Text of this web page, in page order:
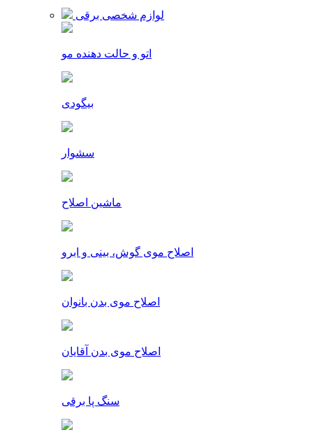
لوازم شخصی برقی
اتو و حالت دهنده مو
بیگودی
سشوار
ماشین اصلاح
اصلاح موی گوش، بینی و ابرو
اصلاح موی بدن بانوان
اصلاح موی بدن آقایان
سنگ پا برقی